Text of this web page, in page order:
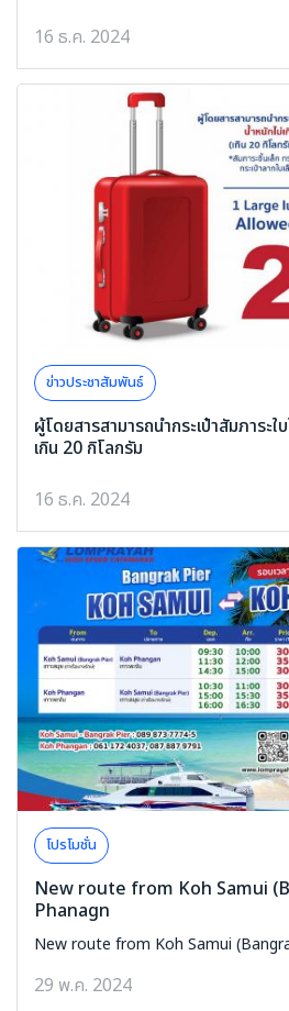
16 ธ.ค. 2024
ข่าวประชาสัมพันธ์
ผู้โดยสารสามารถนำกระเป๋าสัมภาระ
เกิน 20 กิโลกรัม
16 ธ.ค. 2024
โปรโมชั่น
New route from Koh Samui
Phanagn
New route from Koh Samui
29 พ.ค. 2024